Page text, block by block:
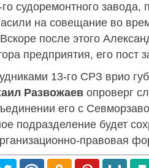
судоремонтного завода,
на совещание во
после этого
предприятия, его пост
13-го СРЗ врио
Развожаев опроверг
его с
подразделение будет
правовая